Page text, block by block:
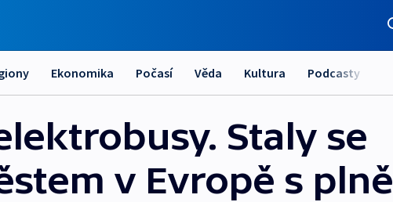
Ekonomika Počasí Věda Kultura Podcasty
Staly se
v Evropě s plně